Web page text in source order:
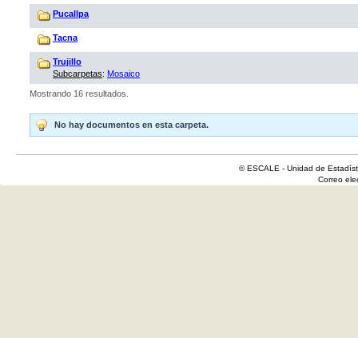
Pucallpa
Tacna
Trujillo
Subcarpetas: Mosaico
Mostrando 16 resultados.
No hay documentos en esta carpeta.
© ESCALE - Unidad de
Correo